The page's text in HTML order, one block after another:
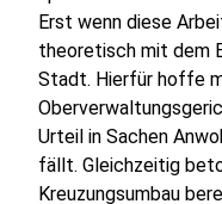
Erst wenn diese
theoretisch mit dem
Stadt. Hierfür hoffe
Urteil in Sachen
fällt. Gleichzeitig
Kreuzungsumbau